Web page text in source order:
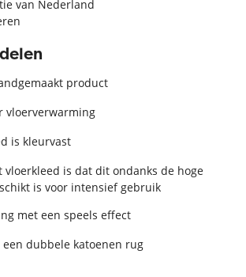
van Nederland
product
vloerverwarming
is kleurvast
vloerkleed is dat dit ondanks de hoge
is voor intensief gebruik
met een speels effect
een dubbele katoenen rug